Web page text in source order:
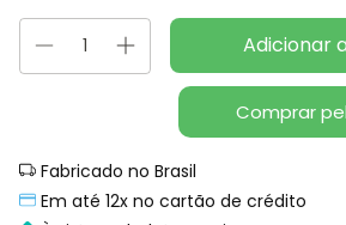
Comprar
Fabricado no Brasil
Em até 12x no cartão de crédito